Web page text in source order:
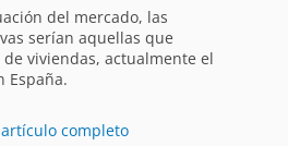
del mercado, las
serían aquellas que
viviendas, actualmente el
España.
completo